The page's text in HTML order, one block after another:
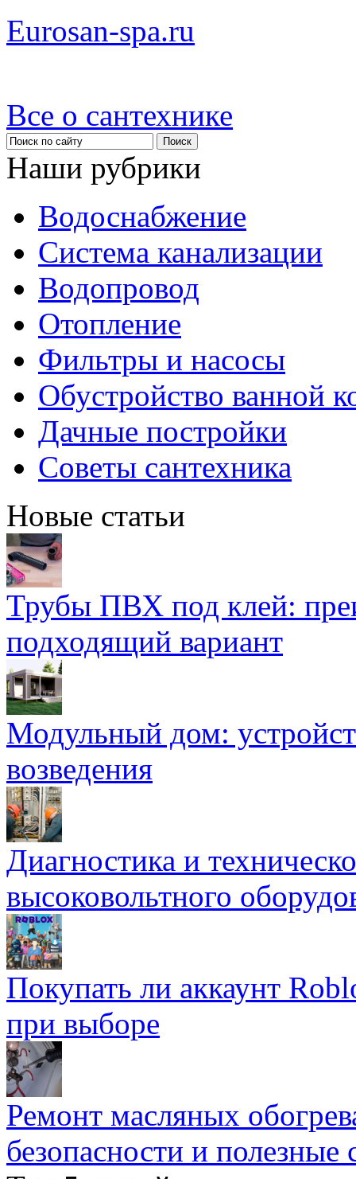
Eurosan-spa.ru
Все о сантехнике
Наши рубрики
Водоснабжение
Система канализации
Водопровод
Отопление
Фильтры и насосы
Обустройство ванной
Дачные постройки
Советы сантехника
Новые статьи
Трубы ПВХ под клей:
подходящий вариант
Модульный дом:
возведения
Диагностика и
высоковольтного
Покупать ли аккаунт
при выборе
Ремонт масляных
безопасности и полезные